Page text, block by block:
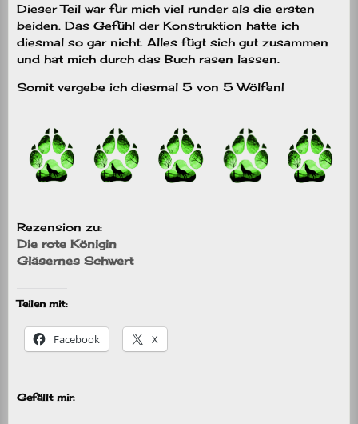
Dieser Teil war für mich viel runder als die ersten
beiden. Das Gefühl der Konstruktion hatte ich
diesmal so gar nicht. Alles fügt sich gut zusammen
und hat mich durch das Buch rasen lassen.
Somit vergebe ich diesmal 5 von 5 Wölfen!
Rezension zu:
Die rote Königin
Gläsernes Schwert
Teilen mit:
Facebook X
Gefällt mir: